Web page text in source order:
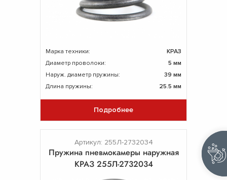
Марка техники:
КРАЗ
Диаметр проволоки:
5 мм
Наруж. диаметр пружины:
39 мм
Длина пружины:
25.5 мм
Подробнее
Артикул: 255Л-2732034
Пpужина пневмокамеры наружная
КРАЗ 255Л-2732034